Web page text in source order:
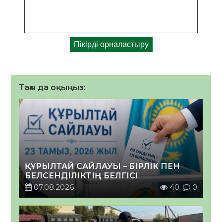
Тағы да оқыңыз:
ҚҰРЫЛТАЙ САЙЛАУЫ – БІРЛІК ПЕН
БЕЛСЕНДІЛІКТІҢ БЕЛГІСІ
07.08.2026
40 0